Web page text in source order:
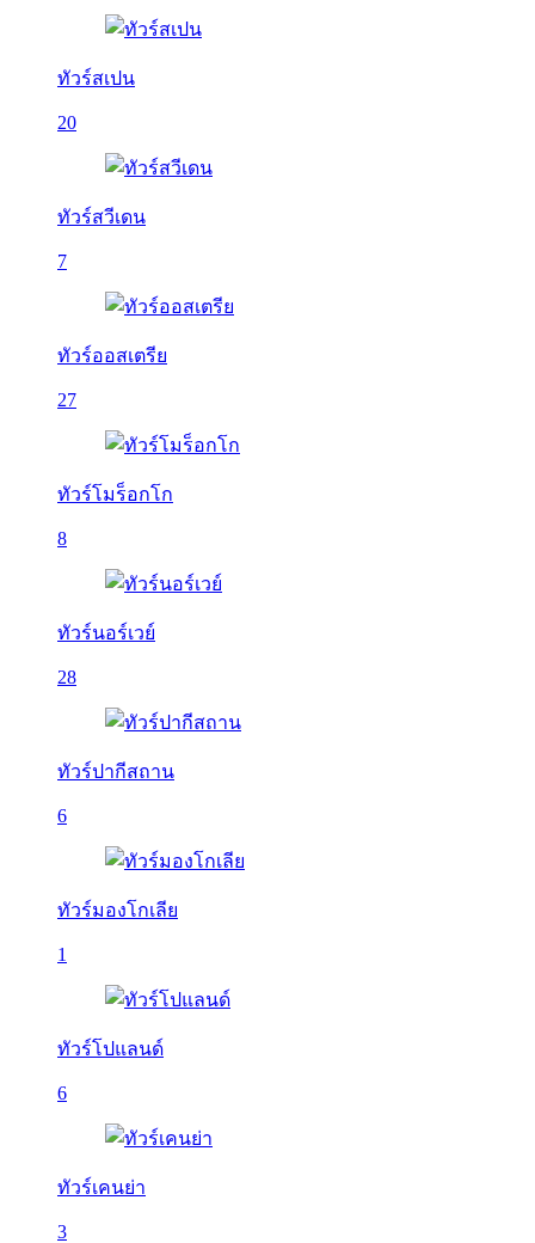
ทัวร์สเปน
20
ทัวร์สวีเดน
7
ทัวร์ออสเตรีย
27
ทัวร์โมร็อกโก
8
ทัวร์นอร์เวย์
28
ทัวร์ปากีสถาน
6
ทัวร์มองโกเลีย
1
ทัวร์โปแลนด์
6
ทัวร์เคนย่า
3